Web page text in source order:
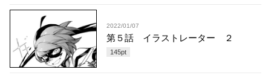
2022/01/07
第５話 イラストレーター ２
145pt